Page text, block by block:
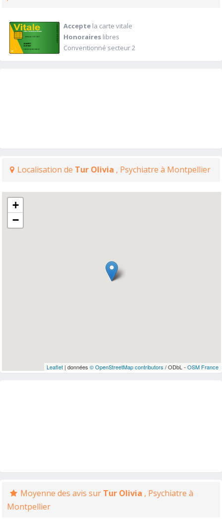
Acceptela carte vitale
Honoraireslibres
Conventionné secteur 2
Localisation de Tur Olivia , Psychiatre à Montpellier
+
−
Leaflet| données © OpenStreetMap contributors / ODbL - OSM France
Moyenne des avis sur Tur Olivia , Psychiatre à
Montpellier